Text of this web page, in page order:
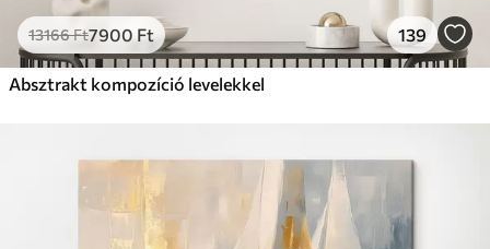
13166Ft7900 Ft 139
Absztrakt kompozíció levelekkel